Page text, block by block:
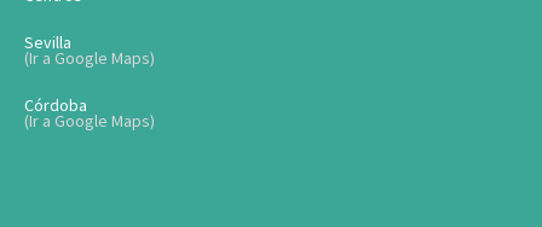
Sevilla
(Ir a Google Maps)
Córdoba
(Ir a Google Maps)